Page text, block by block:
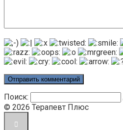
Поиск:
© 2026 Терапевт Плюс